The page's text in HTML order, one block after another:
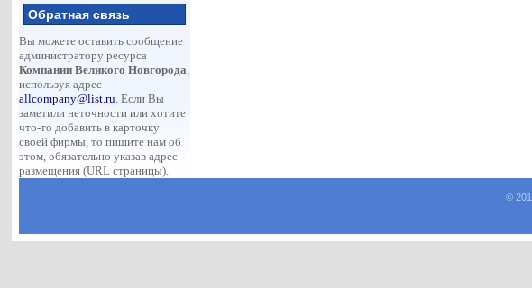
Обратная связь
Вы можете оставить сообщение
администратору ресурса
Компании Великого Новгорода,
используя адрес
allcompany@list.ru. Если Вы
заметили неточности или хотите
что-то добавить в карточку
своей фирмы, то пишите нам об
этом, обязательно указав адрес
размещения (URL страницы).
©